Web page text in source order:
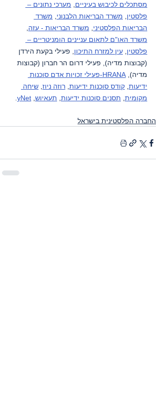
מסתכלים לכיבוש בעיניים, מערכי נתונים –
פלסטין, משרד הבריאות הלבנוני, משרד
הבריאות הפלסטיני, משרד הבריאות - עזה,
משרד האו"ם לתאום עניינים הומניטריים –
פלסטין, עין למזרח התיכון, פעילי בקעת הירדן
(קבוצות מדיה), פעילי דרום הר חברון (קבוצות
מדיה),
HRANA-פעילי זכויות אדם סוכנות
ידיעות, קודס סוכנות ידיעות, רוזה ניוז, שיחה
מקומית, תסנים סוכנות ידיעות, תעאיוש,
yNet
.
החברה הפלסטינית בישראל